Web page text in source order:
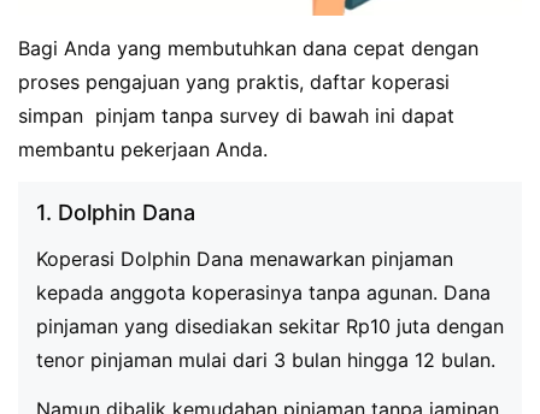
Bagi Anda yang membutuhkan dana cepat dengan
proses pengajuan yang praktis, daftar koperasi
simpan pinjam tanpa survey di bawah ini dapat
membantu pekerjaan Anda.
1. Dolphin Dana
Koperasi Dolphin Dana menawarkan pinjaman
kepada anggota koperasinya tanpa agunan. Dana
pinjaman yang disediakan sekitar Rp10 juta dengan
tenor pinjaman mulai dari 3 bulan hingga 12 bulan.
Namun dibalik kemudahan pinjaman tanpa jaminan